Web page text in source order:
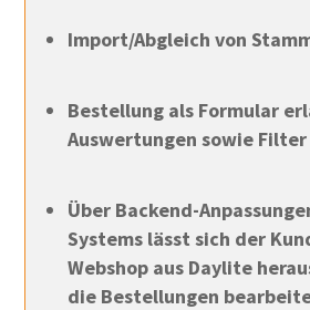
Import/Abgleich von
Bestellung als Formular
Auswertungen sowie
Über Backend-
Systems lässt sich der
Webshop aus Daylite
die Bestellungen